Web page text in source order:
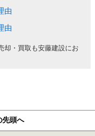
由
由
却・買取も安藤建設にお
先頭へ